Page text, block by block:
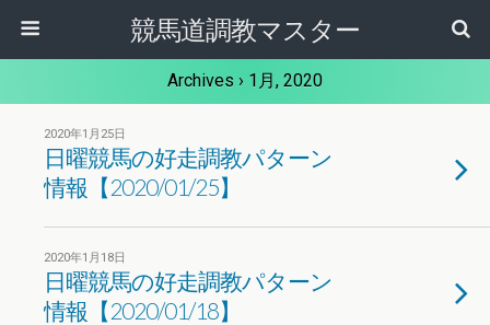
競馬道調教マスター
Archives › 1月, 2020
2020年1月25日
日曜競馬の好走調教パターン
情報【2020/01/25】
2020年1月18日
日曜競馬の好走調教パターン
情報【2020/01/18】